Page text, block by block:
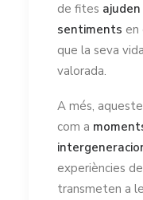
de fites
sentiments en
que la seva
valorada.
A més,
com a
experiències
transmeten a